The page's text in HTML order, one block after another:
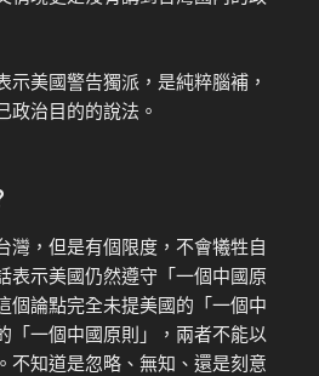
示美國警告獨派，是純粹腦補，
政治目的的說法。
灣，但是有個限度，不會犧牲自
表示美國仍然遵守「一個中國原
個論點完全未提美國的「一個中
「一個中國原則」，兩者不能以
不知道是忽略、無知、還是刻意